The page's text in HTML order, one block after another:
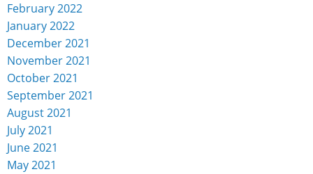
February 2022
January 2022
December 2021
November 2021
October 2021
September 2021
August 2021
July 2021
June 2021
May 2021